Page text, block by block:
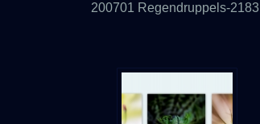
200701 Regendruppels-2183